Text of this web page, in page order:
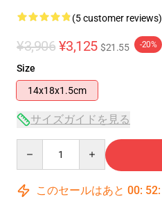
(5 customer reviews)
¥3,906 ¥3,125 $21.55 -20%
Size
14x18x1.5cm
サイズガイドを見る
このセールはあと 00: 52: